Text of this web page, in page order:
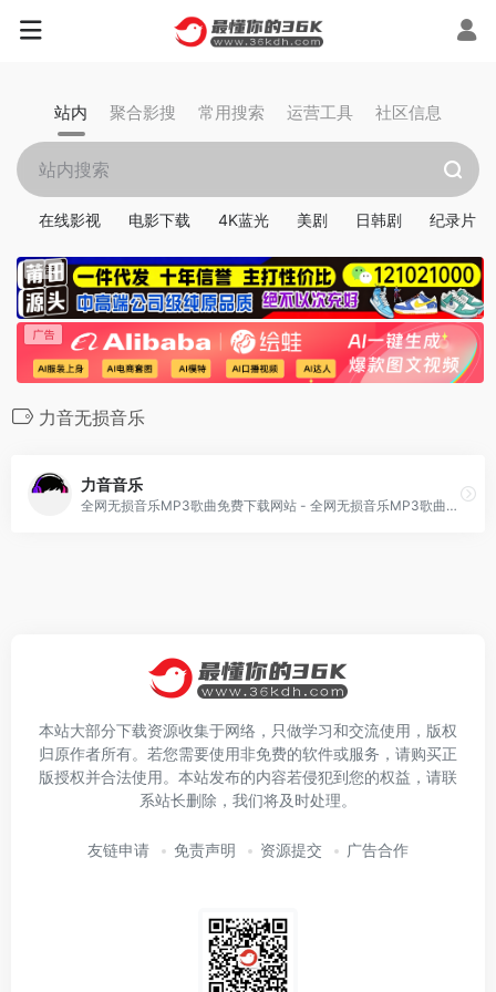
站内 聚合影搜 常用搜索 运营工具 社区信息
在线影视 电影下载 4K蓝光 美剧 日韩剧 纪录片
力音无损音乐
力音音乐
全网无损音乐MP3歌曲免费下载网站 - 全网无损音乐MP3歌曲免费下载网站
本站大部分下载资源收集于网络，只做学习和交流使用，版权
归原作者所有。若您需要使用非免费的软件或服务，请购买正
版授权并合法使用。本站发布的内容若侵犯到您的权益，请联
系站长删除，我们将及时处理。
友链申请 免责声明 资源提交 广告合作